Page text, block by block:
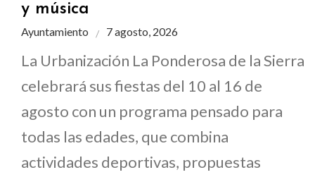
y música
Ayuntamiento 7 agosto, 2026
La Urbanización La Ponderosa de la Sierra
celebrará sus fiestas del 10 al 16 de
agosto con un programa pensado para
todas las edades, que combina
actividades deportivas, propuestas